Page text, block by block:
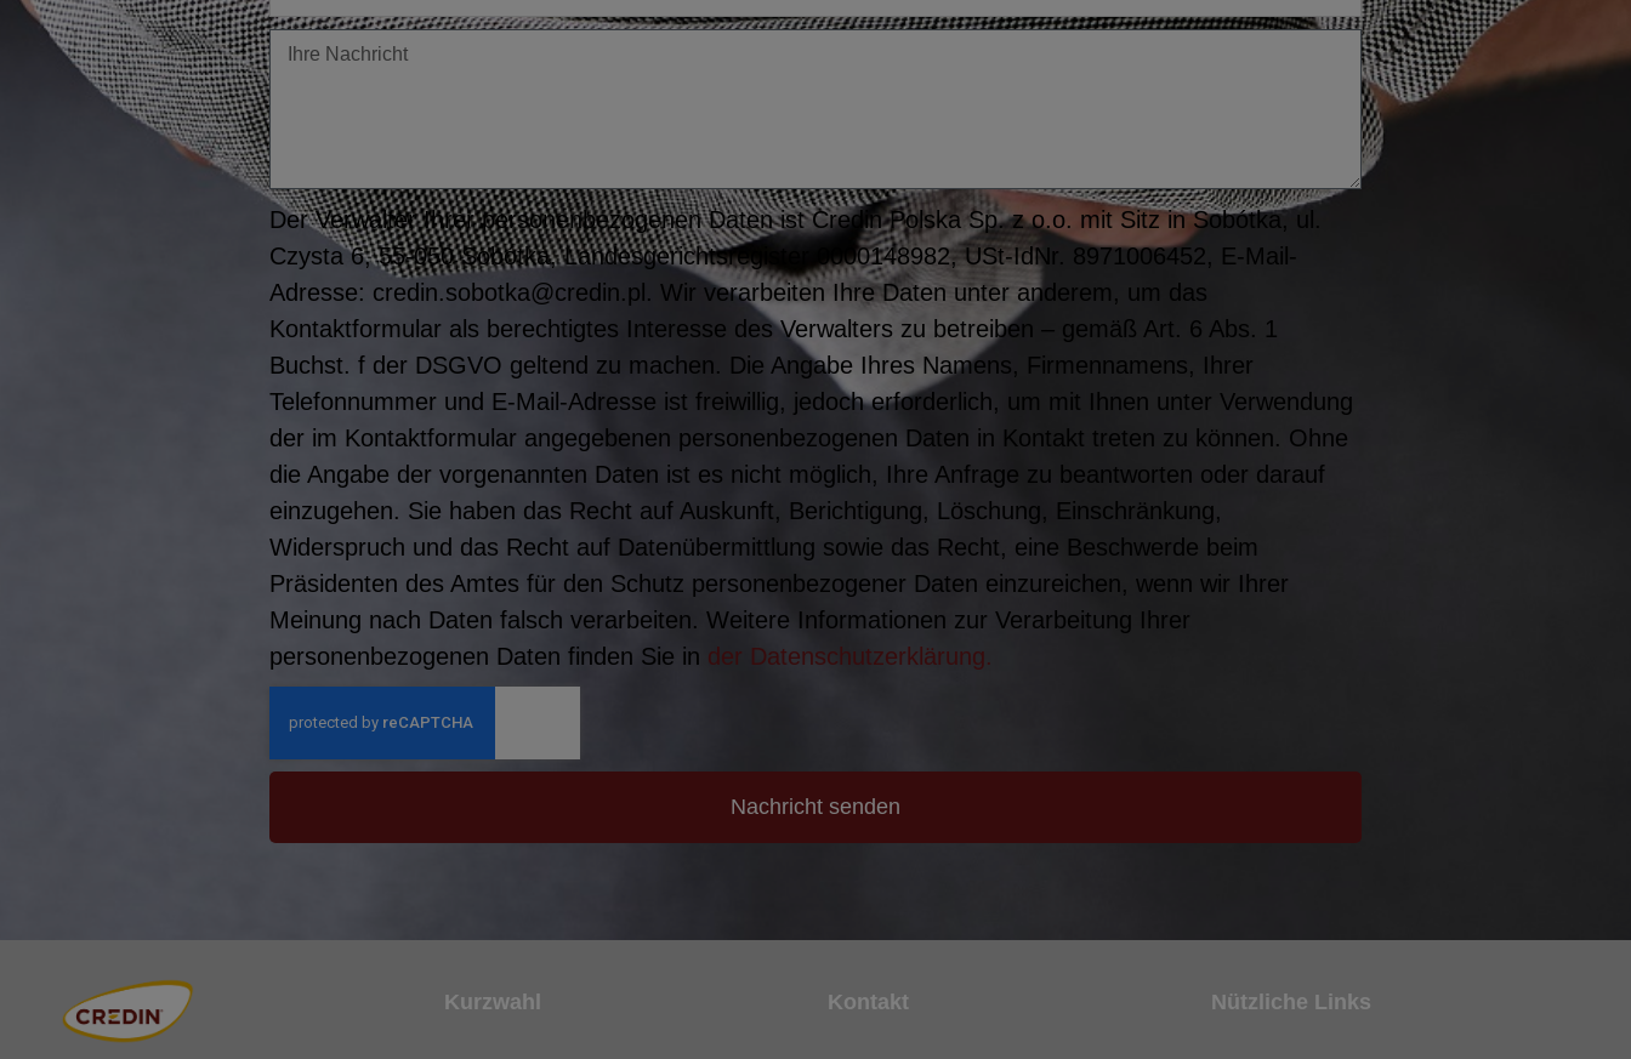
Twoja
wiadomość
Der Verwalter Ihrer personenbezogenen Daten ist Credin Polska Sp. z o.o. mit Sitz in Sobótka, ul.
Czysta 6, 55-050 Sobótka, Landesgerichtsregister 0000148982, USt-IdNr. 8971006452, E-Mail-
Adresse: credin.sobotka@credin.pl. Wir verarbeiten Ihre Daten unter anderem, um das
Kontaktformular als berechtigtes Interesse des Verwalters zu betreiben – gemäß Art. 6 Abs. 1
Buchst. f der DSGVO geltend zu machen. Die Angabe Ihres Namens, Firmennamens, Ihrer
Telefonnummer und E-Mail-Adresse ist freiwillig, jedoch erforderlich, um mit Ihnen unter Verwendung
der im Kontaktformular angegebenen personenbezogenen Daten in Kontakt treten zu können. Ohne
die Angabe der vorgenannten Daten ist es nicht möglich, Ihre Anfrage zu beantworten oder darauf
einzugehen. Sie haben das Recht auf Auskunft, Berichtigung, Löschung, Einschränkung,
Widerspruch und das Recht auf Datenübermittlung sowie das Recht, eine Beschwerde beim
Präsidenten des Amtes für den Schutz personenbezogener Daten einzureichen, wenn wir Ihrer
Meinung nach Daten falsch verarbeiten. Weitere Informationen zur Verarbeitung Ihrer
personenbezogenen Daten finden Sie in der Datenschutzerklärung.
Nachricht senden
Kurzwahl Kontakt Nützliche Links